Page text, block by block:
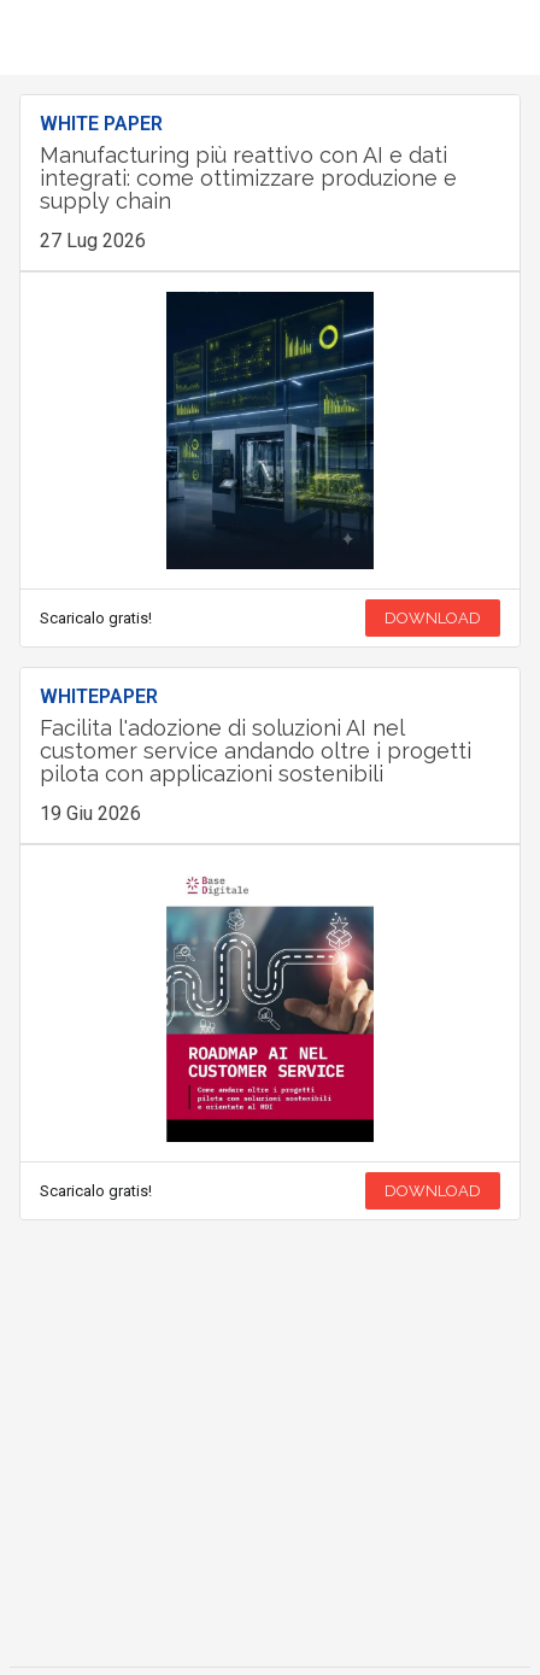
WHITE PAPER
Manufacturing più reattivo con AI e dati
integrati: come ottimizzare produzione e
supply chain
27 Lug 2026
Scaricalo gratis! DOWNLOAD
WHITEPAPER
Facilita l'adozione di soluzioni AI nel
customer service andando oltre i progetti
pilota con applicazioni sostenibili
19 Giu 2026
Scaricalo gratis! DOWNLOAD